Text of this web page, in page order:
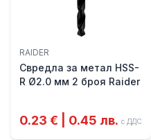
RAIDER
Свредла за метал HSS-
R Ø2.0 мм 2 броя Raider
0.23 € | 0.45 лв. с ДДС